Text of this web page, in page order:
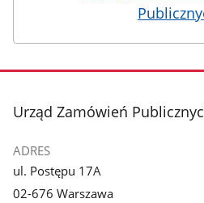
stopka
Urząd Zamówień
ADRES
ul. Postępu 17A
02-676 Warszawa